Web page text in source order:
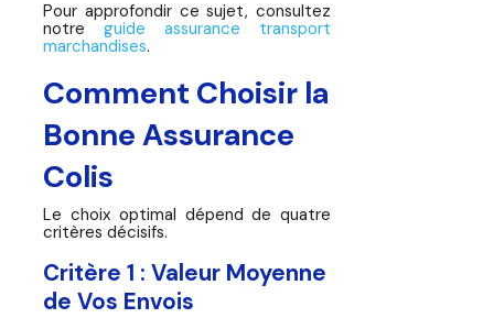
Pour approfondir ce sujet, consultez
notreguide assurance transport
marchandises.
Comment Choisir la
Bonne Assurance
Colis
Le choix optimal dépend de quatre
critères décisifs.
Critère 1 : Valeur Moyenne
de Vos Envois